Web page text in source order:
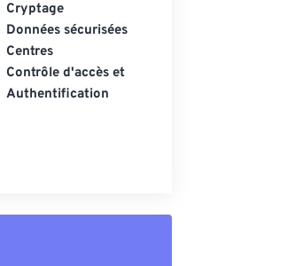
Cryptage
Données sécurisées
Centres
Contrôle d'accès et
Authentification